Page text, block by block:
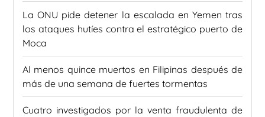
La ONU pide detener la escalada en Yemen tras
los ataques hutíes contra el estratégico puerto de
Moca
Al menos quince muertos en Filipinas después de
más de una semana de fuertes tormentas
Cuatro investigados por la venta fraudulenta de